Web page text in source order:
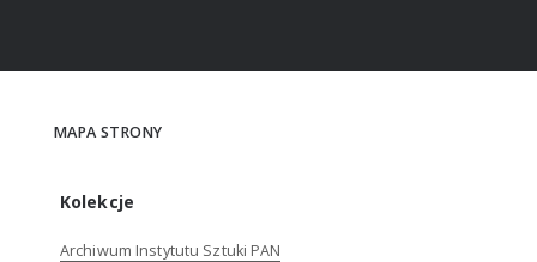
MAPA STRONY
Kolekcje
Archiwum Instytutu Sztuki PAN